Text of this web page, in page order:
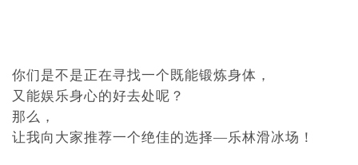
你们是不是正在寻找一个既能锻炼身体，
又能娱乐身心的好去处呢？
那么，
让我向大家推荐一个绝佳的选择—乐林滑冰场！